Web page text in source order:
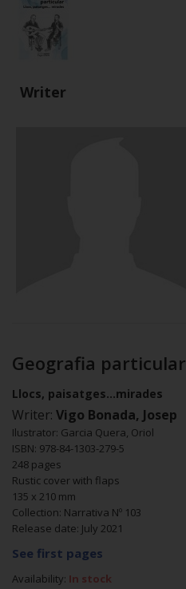
Writer
Geografia particular
Llocs, paisatges...mirades
Writer: Vigo Bonada, Josep
Ilustrator: Garcia Quera, Oriol
ISBN: 978-84-1303-279-5
248 pages
Rustic cover with flaps
135 x 210 mm
Collection: Narrativa Nº 103
Release date: July 2021
See first pages
Availability: In stock